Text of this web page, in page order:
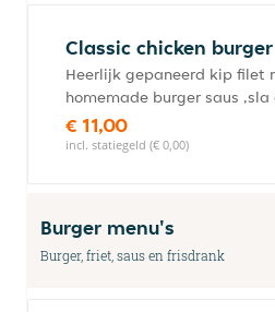
Classic chicken burger
Heerlijk gepaneerd kip filet
homemade burger saus
€ 11,00
incl. statiegeld (€ 0,00)
Burger menu's
Burger, friet, saus en frisdrank